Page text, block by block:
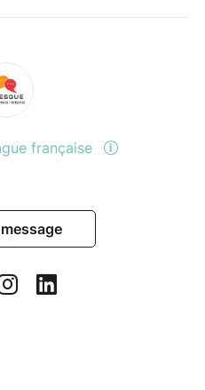
française